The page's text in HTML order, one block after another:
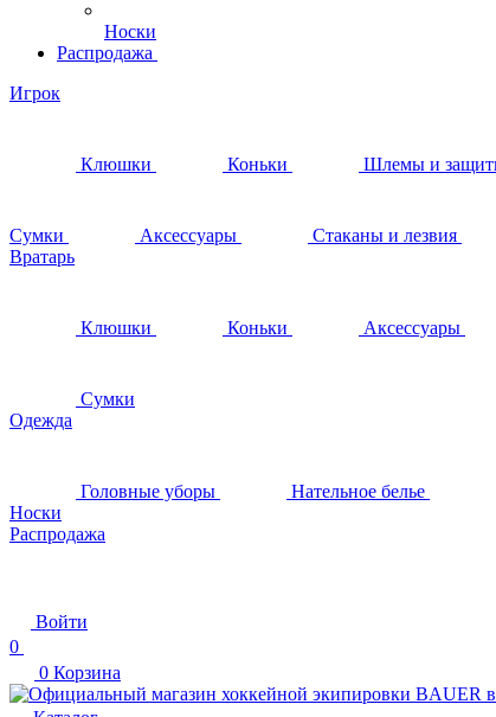
Носки
Распродажа
Игрок
Клюшки Коньки Шлемы и
Сумки Аксессуары Стаканы и лезвия
Вратарь
Клюшки Коньки Аксессуары
Сумки
Одежда
Головные уборы Нательное белье
Носки
Распродажа
Войти
0
0 Корзина